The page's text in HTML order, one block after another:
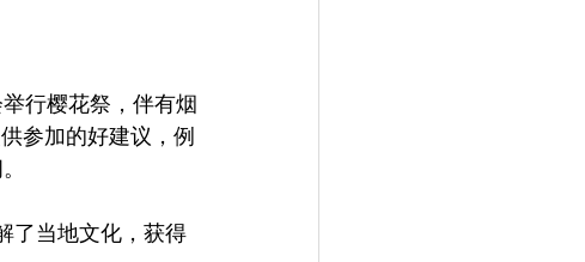
行樱花祭，伴有烟
参加的好建议，例
了当地文化，获得